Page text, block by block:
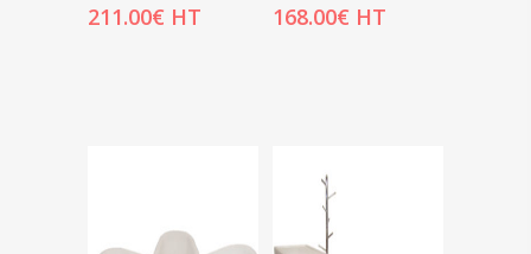
211.00€ HT 168.00€ HT